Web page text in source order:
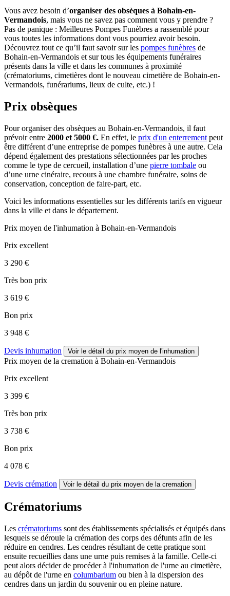
Vous avez besoin d’organiser des obsèques à Bohain-en-
Vermandois, mais vous ne savez pas comment vous y prendre ?
Pas de panique : Meilleures Pompes Funèbres a rassemblé pour
vous toutes les informations dont vous pourriez avoir besoin.
Découvrez tout ce qu’il faut savoir sur les pompes funèbres de
Bohain-en-Vermandois et sur tous les équipements funéraires
présents dans la ville et dans les communes à proximité
(crématoriums, cimetières dont le nouveau cimetière de Bohain-en-
Vermandois, funérariums, lieux de culte, etc.) !
Prix obsèques
Pour organiser des obsèques au Bohain-en-Vermandois, il faut
prévoir entre 2000 et 5000 €. En effet, le prix d'un enterrement peut
être différent d’une entreprise de pompes funèbres à une autre. Cela
dépend également des prestations sélectionnées par les proches
comme le type de cercueil, installation d’une pierre tombale ou
d’une urne cinéraire, recours à une chambre funéraire, soins de
conservation, conception de faire-part, etc.
Voici les informations essentielles sur les différents tarifs en vigueur
dans la ville et dans le département.
Prix moyen de l'inhumation à Bohain-en-Vermandois
Prix excellent
3 290 €
Très bon prix
3 619 €
Bon prix
3 948 €
Devis inhumation Voir le détail du prix moyen de l'inhumation
Prix moyen de la cremation à Bohain-en-Vermandois
Prix excellent
3 399 €
Très bon prix
3 738 €
Bon prix
4 078 €
Devis crémation Voir le détail du prix moyen de la cremation
Crématoriums
Les crématoriums sont des établissements spécialisés et équipés dans
lesquels se déroule la crémation des corps des défunts afin de les
réduire en cendres. Les cendres résultant de cette pratique sont
ensuite recueillies dans une urne puis remises à la famille. Celle-ci
peut alors décider de procéder à l'inhumation de l'urne au cimetière,
au dépôt de l'urne en columbarium ou bien à la dispersion des
cendres dans un jardin du souvenir ou en pleine nature.